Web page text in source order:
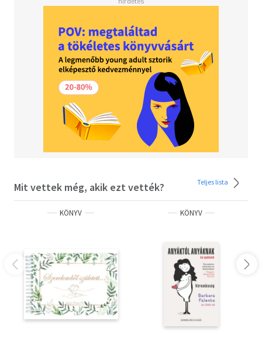
elraktározódott történetünk. A magzatunkhoz,
gyermekünkhöz való viszonyulásban érhetjük tetten a
sajátélményt. Így csak kívánni tudjuk, hogy minden
megfogant és megszületett kisbaba átélhesse létének és
lényének az elismerését, a szeretve levés élményét, mert
ez magában hordozza a következő generációk szülői
biztonságát, ami az egészséges fejlődés záloga. Tegyük
lehetővé a gyermeket váróknak, hogy a tó vize csak
ringasson és simogasson minden magzatot."
Dr. Hadházi Éva PhD
Magyar Pre- és Perinatális Pszichológia és
Orvostudományi Társaság elnökségi tag
Mit vettek még, akik ezt vették? Teljes lista
KÖNYV KÖNYV